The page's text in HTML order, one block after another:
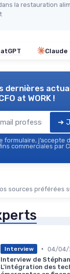
la restauration
Claude
dernières
at WORK !
➔
formulaire, j’accepte
commerciales par
sources préférées
Interview • 04/04/
Interview de
L'intégration des